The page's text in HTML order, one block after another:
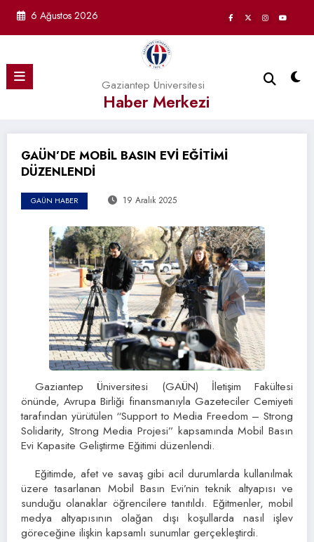
6 Ağustos 2026
Gaziantep Üniversitesi
Haber Merkezi
GAÜN’DE MOBİL BASIN EVİ EĞİTİMİ
DÜZENLENDİ
GAÜN HABER 19 Aralık 2025
Gaziantep Üniversitesi (GAÜN) İletişim Fakültesi
önünde, Avrupa Birliği finansmanıyla Gazeteciler Cemiyeti
tarafından yürütülen “Support to Media Freedom – Strong
Solidarity, Strong Media Projesi” kapsamında Mobil Basın
Evi Kapasite Geliştirme Eğitimi düzenlendi.
Eğitimde, afet ve savaş gibi acil durumlarda kullanılmak
üzere tasarlanan Mobil Basın Evi’nin teknik altyapısı ve
sunduğu olanaklar öğrencilere tanıtıldı. Eğitmenler, mobil
medya altyapısının olağan dışı koşullarda nasıl işlev
göreceğine ilişkin kapsamlı sunumlar gerçekleştirdi.